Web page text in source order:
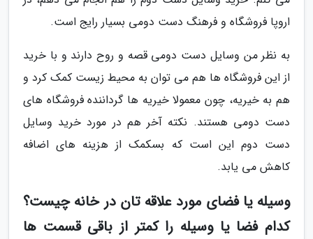
اروپا فروشگاه و فرهنگ دست دومى بسیار رایج است.
به نظر من وسایل دست دومى قصه و روح دارند و با خرید
از این فروشگاه ها هم می توان به محیط زیست کمک کرد و
هم به خیریه، چون معمولا خیریه ها گرداننده فروشگاه های
دست دومى هستند. نکته آخر هم در مورد خرید وسایل
دست دوم این است که بسکمک از هزینه های اضافه
کاهش می یابد.
وسیله یا فضای مورد علاقه تان در خانه چیست؟
کدام فضا یا وسیله را کمتر از باقی قسمت ها